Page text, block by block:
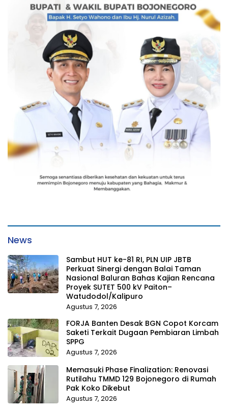
News
Sambut HUT ke-81 RI, PLN UIP JBTB
Perkuat Sinergi dengan Balai Taman
Nasional Baluran Bahas Kajian Rencana
Proyek SUTET 500 kV Paiton–
Watudodol/Kalipuro
Agustus 7, 2026
FORJA Banten Desak BGN Copot Korcam
Saketi Terkait Dugaan Pembiaran Limbah
SPPG
Agustus 7, 2026
Memasuki Phase Finalization: Renovasi
Rutilahu TMMD 129 Bojonegoro di Rumah
Pak Koko Dikebut
Agustus 7, 2026